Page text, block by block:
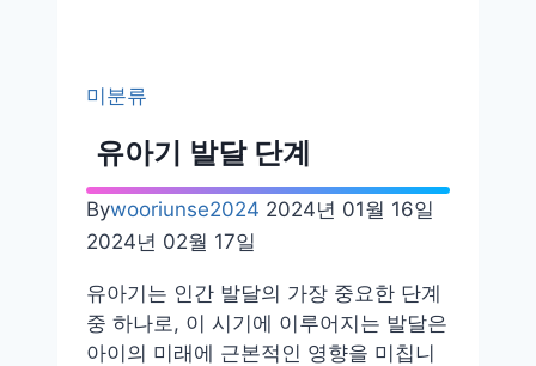
적
성
장
과
발
달
미분류
유아기 발달 단계
Bywooriunse2024 2024년 01월 16일
2024년 02월 17일
유아기는 인간 발달의 가장 중요한 단계
중 하나로, 이 시기에 이루어지는 발달은
아이의 미래에 근본적인 영향을 미칩니